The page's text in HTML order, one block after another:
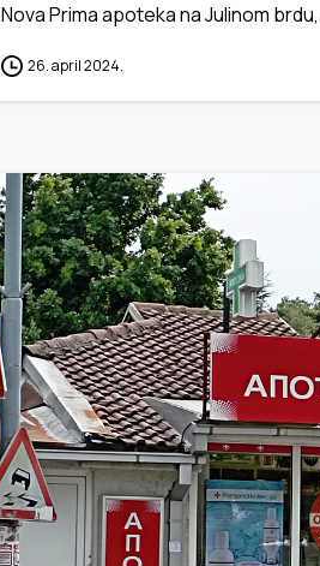
Nova Prima apoteka na Julinom
26. april 2024.